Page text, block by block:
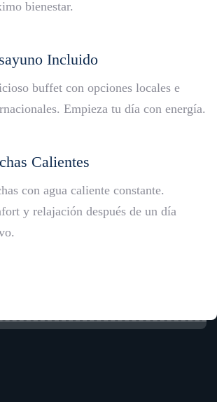
bienestar.
Incluido
buffet con opciones locales e
Empieza tu día con energía.
Calientes
con agua caliente constante.
y relajación después de un día